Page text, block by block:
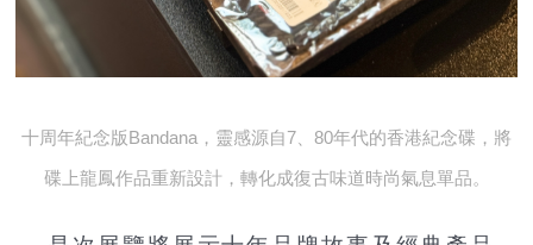
十周年紀念版Bandana，靈感源自7、80年代的香港紀念碟，將
碟上龍鳳作品重新設計，轉化成復古味道時尚氣息單品。